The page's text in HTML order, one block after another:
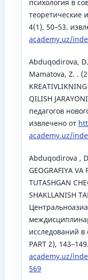
психология в
теоретические
4(1), 50–53.
academy.uz/
Abduqodirova,
Mamatova, Z. .
QILISH
педагогов
извлечено от
academy.uz/
Abduqodirova ,
GEOGRAFIYA VA
TUTASHGAN
SHAKLLANISH
исследований в
PART 2),
academy.uz/
569